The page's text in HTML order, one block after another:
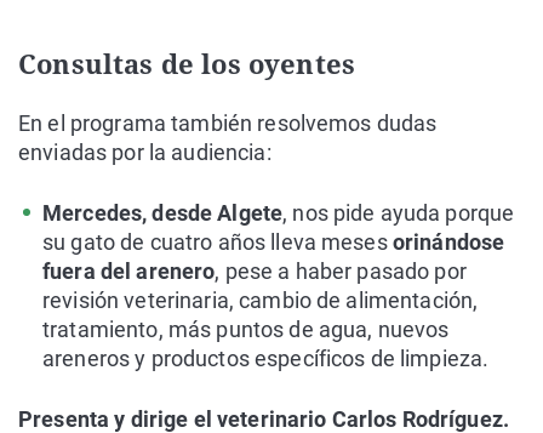
Consultas de los oyentes
En el programa también resolvemos dudas
enviadas por la audiencia:
Mercedes, desde Algete, nos pide ayuda porque
su gato de cuatro años lleva mesesorinándose
fuera del arenero, pese a haber pasado por
revisión veterinaria, cambio de alimentación,
tratamiento, más puntos de agua, nuevos
areneros y productos específicos de limpieza.
Presenta y dirige el veterinario Carlos Rodríguez.